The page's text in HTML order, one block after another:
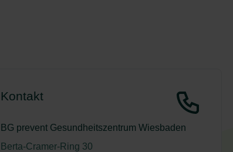
Kontakt
BG prevent Gesundheitszentrum Wiesbaden
Berta-Cramer-Ring 30